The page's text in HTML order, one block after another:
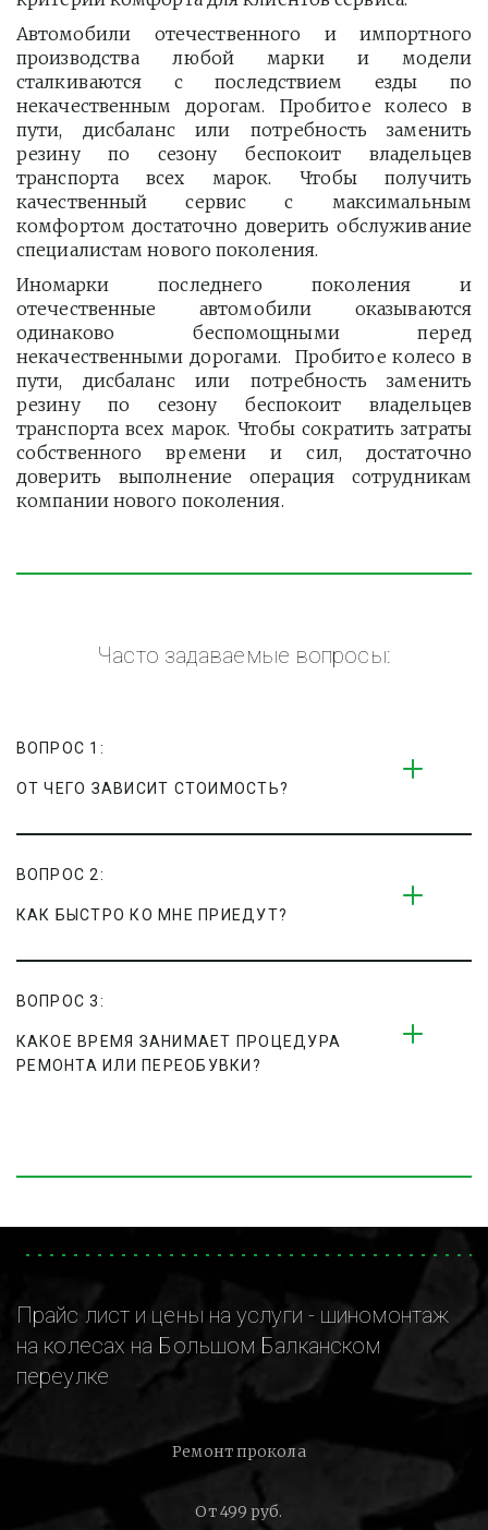
Автомобили отечественного и импортного
производства любой марки и модели
сталкиваются с последствием езды по
некачественным дорогам. Пробитое колесо в
пути, дисбаланс или потребность заменить
резину по сезону беспокоит владельцев
транспорта всех марок. Чтобы получить
качественный сервис с максимальным
комфортом достаточно доверить обслуживание
специалистам нового поколения.
Иномарки последнего поколения и
отечественные автомобили оказываются
одинаково беспомощными перед
некачественными дорогами. Пробитое колесо в
пути, дисбаланс или потребность заменить
резину по сезону беспокоит владельцев
транспорта всех марок. Чтобы сократить затраты
собственного времени и сил, достаточно
доверить выполнение операция сотрудникам
компании нового поколения.
Часто задаваемые вопросы:
ВОПРОС 1:
ОТ ЧЕГО ЗАВИСИТ СТОИМОСТЬ?
ВОПРОС 2:
КАК БЫСТРО КО МНЕ ПРИЕДУТ?
ВОПРОС 3:
КАКОЕ ВРЕМЯ ЗАНИМАЕТ ПРОЦЕДУРА
РЕМОНТА ИЛИ ПЕРЕОБУВКИ?
Прайс лист и цены на услуги - шиномонтаж
на колесах на Большом Балканском
переулке
Ремонт прокола
От 499 руб.